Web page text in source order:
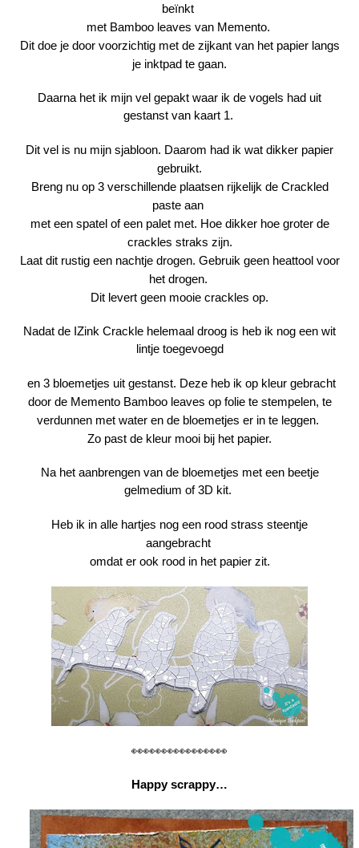
beïnkt
met Bamboo leaves van Memento.
Dit doe je door voorzichtig met de zijkant van het papier langs
je inktpad te gaan.
Daarna het ik mijn vel gepakt waar ik de vogels had uit
gestanst van kaart 1.
Dit vel is nu mijn sjabloon. Daarom had ik wat dikker papier
gebruikt.
Breng nu op 3 verschillende plaatsen rijkelijk de Crackled
paste aan
met een spatel of een palet met. Hoe dikker hoe groter de
crackles straks zijn.
Laat dit rustig een nachtje drogen. Gebruik geen heattool voor
het drogen.
Dit levert geen mooie crackles op.
Nadat de IZink Crackle helemaal droog is heb ik nog een wit
lintje toegevoegd
en 3 bloemetjes uit gestanst. Deze heb ik op kleur gebracht
door de Memento Bamboo leaves op folie te stempelen, te
verdunnen met water en de bloemetjes er in te leggen.
Zo past de kleur mooi bij het papier.
Na het aanbrengen van de bloemetjes met een beetje
gelmedium of 3D kit.
Heb ik in alle hartjes nog een rood strass steentje
aangebracht
omdat er ook rood in het papier zit.
👀👀👀👀👀👀👀👀
Happy scrappy…